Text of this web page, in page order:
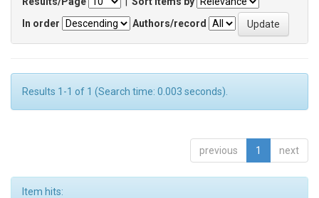
In order
Authors/record
Results 1-1 of 1 (Search time: 0.003 seconds).
previous 1 next
Item hits: